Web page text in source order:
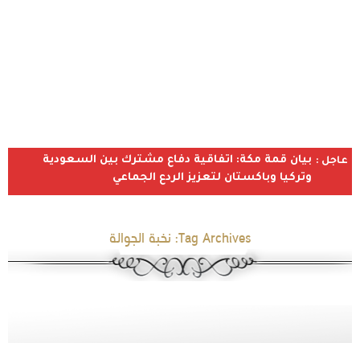
عاجل : بيان قمة مكة: اتفاقية دفاع مشترك بين السعودية
وتركيا وباكستان لتعزيز الردع الجماعي
Tag Archives: نخبة الجوالة